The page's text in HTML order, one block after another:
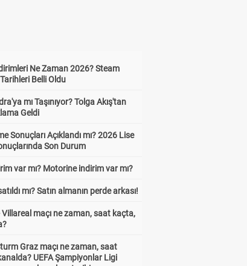
Ne Zaman 2026? Steam
Belli Oldu
mı Taşınıyor? Tolga Akış'tan
Geldi
Sonuçları Açıklandı mı? 2026 Lise
Son Durum
var mı? Motorine indirim var mı?
mı? Satın almanın perde arkası!
maçı ne zaman, saat kaçta,
Graz maçı ne zaman, saat
UEFA Şampiyonlar Ligi